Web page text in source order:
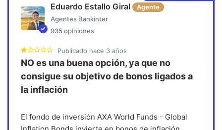
Eduardo Estallo Giral
Agente
Agentes Bankinter
935 opiniones
Publicado hace 3 años
NO es una buena opción, ya que no
consigue su objetivo de bonos ligados a
la inflación
El fondo de inversión AXA World Funds - Global